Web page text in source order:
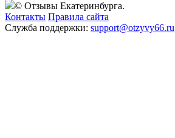
© Отзывы Екатеринбурга.
Контакты Правила сайта
Служба поддержки: support@otzyvy66.ru